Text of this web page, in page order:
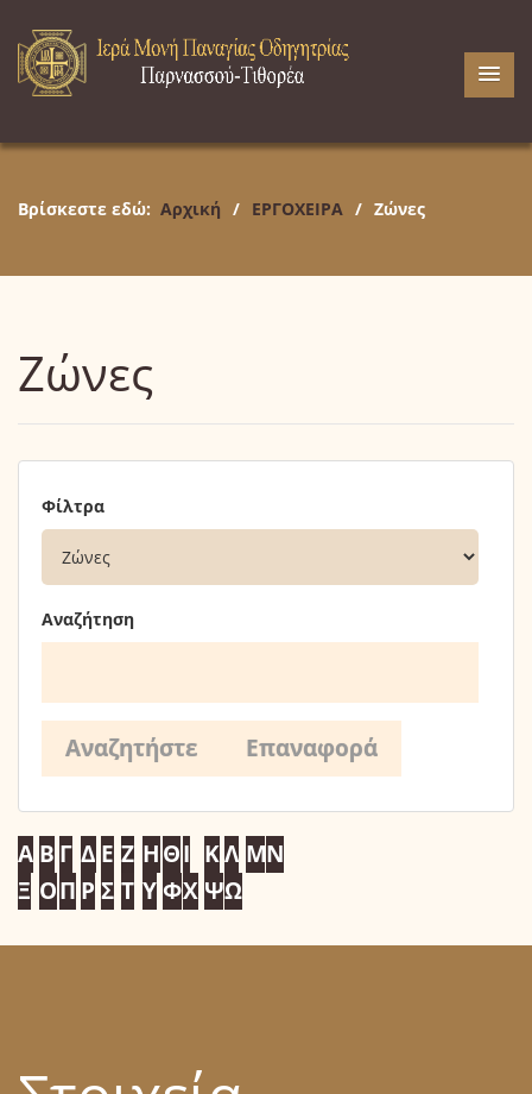
Βρίσκεστε εδώ: Αρχική / ΕΡΓΟΧΕΙΡΑ / Ζώνες
Ζώνες
Φίλτρα
Αναζήτηση
Α Β Γ Δ Ε Ζ ΗΘΙ ΚΛ ΜΝ
Ξ ΟΠ Ρ Σ Τ Υ ΦΧ ΨΩ